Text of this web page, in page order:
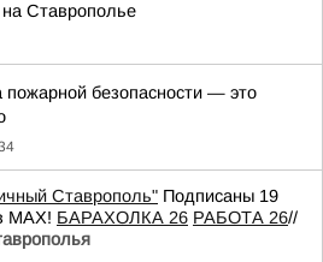
Ставрополье
пожарной безопасности — это
Ставрополь" Подписаны 19
МАХ! БАРАХОЛКА 26 РАБОТА 26//